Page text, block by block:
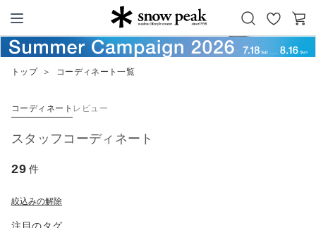
Snow Peak
お
気
カ
ー
トップ ＞ コーディネート一覧
コーディネート レビュー
スタッフコーディネート
29 件
絞込みの解除